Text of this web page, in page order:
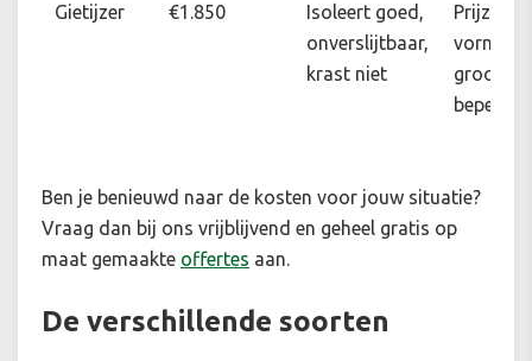
Gietijzer €1.850
Isoleert goed,
onverslijtbaar,
krast niet
Prijzig,
vorm en
grootte
beperkt
Ben je benieuwd naar de kosten voor jouw situatie?
Vraag dan bij ons vrijblijvend en geheel gratis op
maat gemaakte offertes aan.
De verschillende soorten